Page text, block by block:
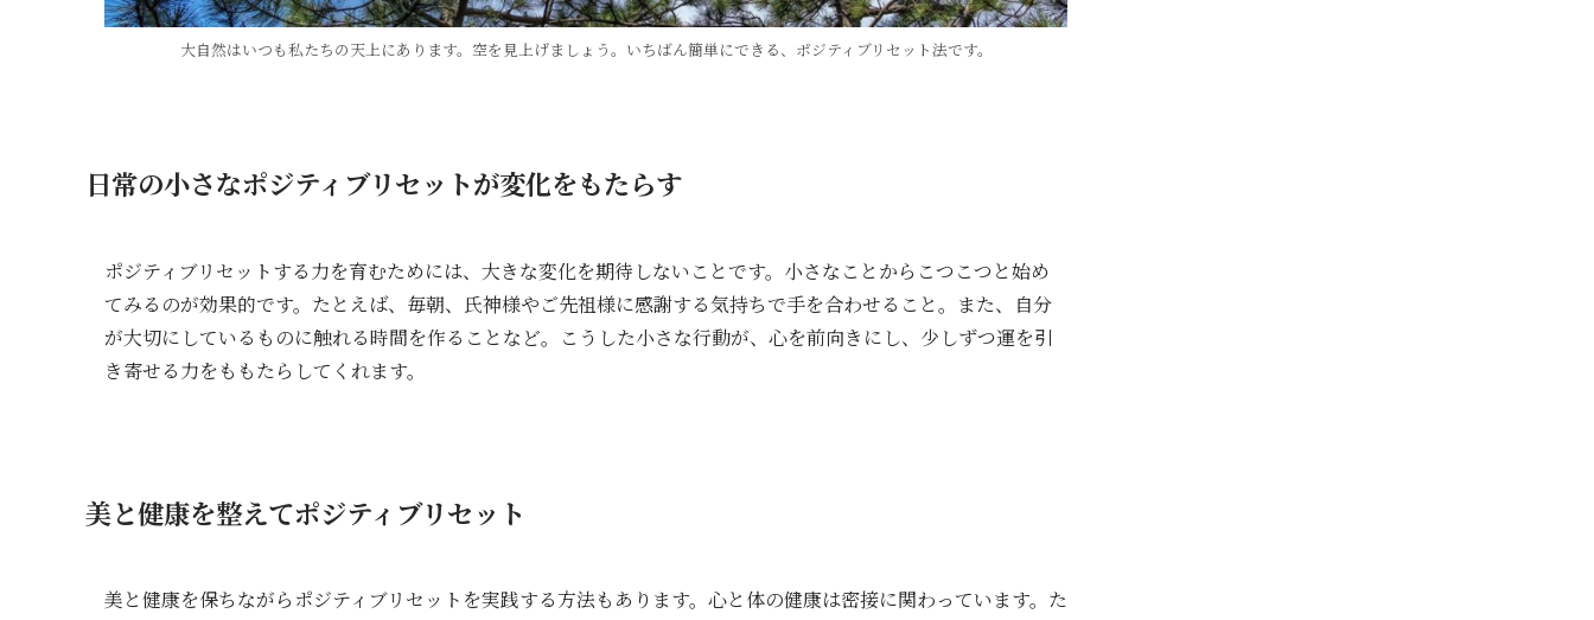
大自然はいつも私たちの天上にあります。空を見上げましょう。いちばん簡単にできる、ポジティブリセット法です。
日常の小さなポジティブリセットが変化をもたらす
ポジティブリセットする力を育むためには、大きな変化を期待しないことです。小さなことからこつこつと始め
てみるのが効果的です。たとえば、毎朝、氏神様やご先祖様に感謝する気持ちで手を合わせること。また、自分
が大切にしているものに触れる時間を作ることなど。こうした小さな行動が、心を前向きにし、少しずつ運を引
き寄せる力をももたらしてくれます。
美と健康を整えてポジティブリセット
美と健康を保ちながらポジティブリセットを実践する方法もあります。心と体の健康は密接に関わっています。た